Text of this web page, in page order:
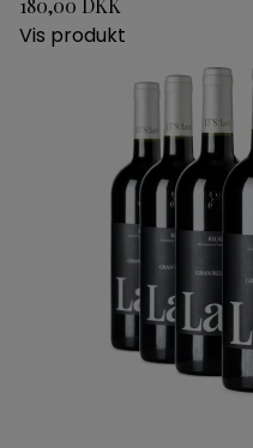
180,00 DKK
Vis produkt